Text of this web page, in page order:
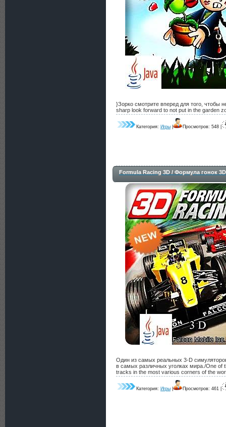
}Зорко смотрите вперед для того, чтобы
sharp look forward to not put in the garden
Категория: Игры Просмотров: 548 |
Formula Racing 3D / Формула гонок 3D
Один из самых реальных 3-D
в самых различных уголках мира./One of
tracks in the most various corners of the
Категория: Игры Просмотров: 461 |